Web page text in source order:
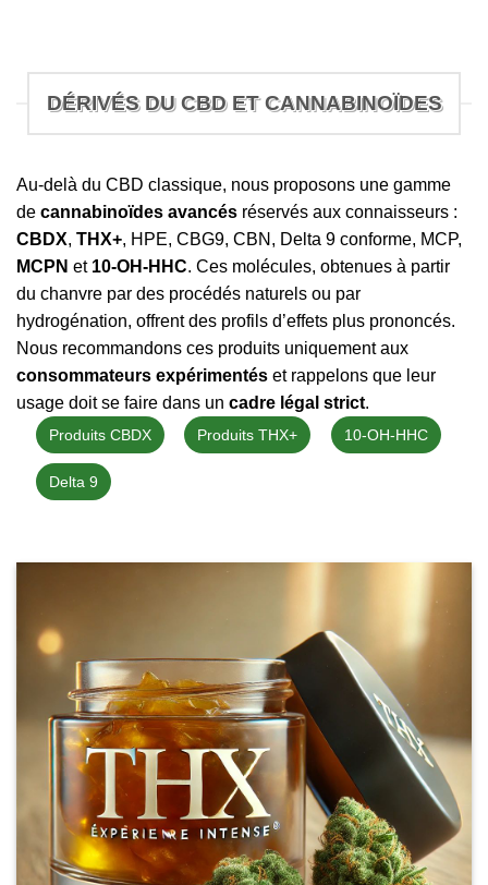
DÉRIVÉS DU CBD ET CANNABINOÏDES
Au-delà du CBD classique, nous proposons une gamme
de cannabinoïdes avancés réservés aux connaisseurs :
CBDX, THX+, HPE, CBG9, CBN, Delta 9 conforme, MCP,
MCPN et 10-OH-HHC. Ces molécules, obtenues à partir
du chanvre par des procédés naturels ou par
hydrogénation, offrent des profils d’effets plus prononcés.
Nous recommandons ces produits uniquement aux
consommateurs expérimentés et rappelons que leur
usage doit se faire dans un cadre légal strict.
Produits CBDX Produits THX+ 10-OH-HHC
Delta 9